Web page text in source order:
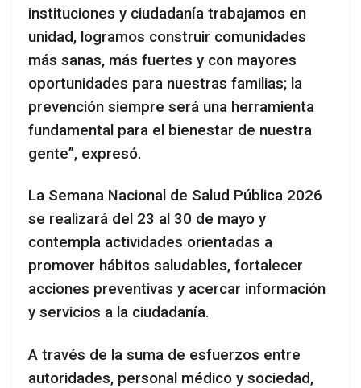
instituciones y ciudadanía trabajamos en
unidad, logramos construir comunidades
más sanas, más fuertes y con mayores
oportunidades para nuestras familias; la
prevención siempre será una herramienta
fundamental para el bienestar de nuestra
gente”, expresó.
La Semana Nacional de Salud Pública 2026
se realizará del 23 al 30 de mayo y
contempla actividades orientadas a
promover hábitos saludables, fortalecer
acciones preventivas y acercar información
y servicios a la ciudadanía.
A través de la suma de esfuerzos entre
autoridades, personal médico y sociedad,